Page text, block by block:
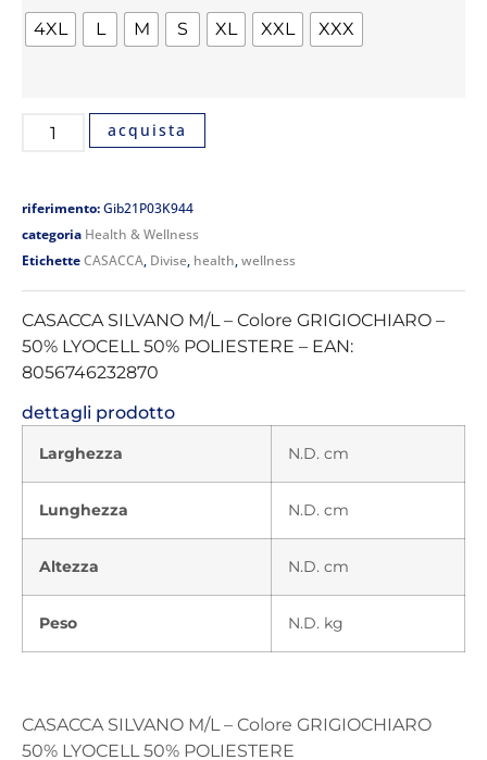
4XL L M S XL XXL XXX
acquista
riferimento:Gib21P03K944
categoria Health & Wellness
EtichetteCASACCA, Divise, health,wellness
CASACCA SILVANO M/L – Colore GRIGIOCHIARO –
50% LYOCELL 50% POLIESTERE – EAN:
8056746232870
dettagli prodotto
Larghezza N.D. cm
Lunghezza N.D. cm
Altezza N.D. cm
Peso N.D. kg
CASACCA SILVANO M/L – Colore GRIGIOCHIARO
50% LYOCELL 50% POLIESTERE